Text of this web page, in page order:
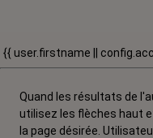
{{ user.firstname ||
Quand les résultats de
utilisez les flèches haut
la page désirée.